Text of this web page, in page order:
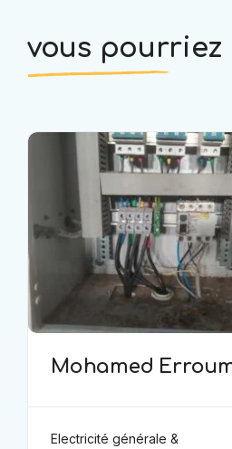
vous pourriez
Mohamed
Electricité générale &